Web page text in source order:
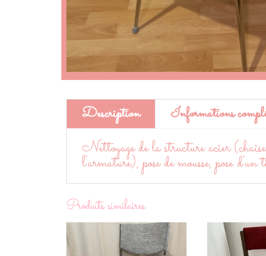
Description Informations
Nettoyage de la structure acier
l'armature), pose de mousse, pose d'un
Produits similaires